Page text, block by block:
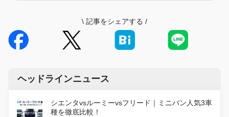
\ 記事をシェアする /
ヘッドラインニュース
シエンタvsルーミーvsフリード｜ミニバン人気3車
種を徹底比較！